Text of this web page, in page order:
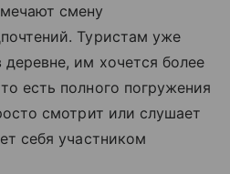
смену
Туристам уже
им хочется более
есть полного погружения
смотрит или слушает
себя участником